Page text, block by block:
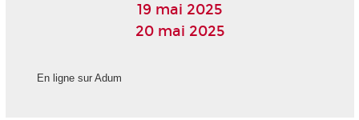
19 mai 2025
20 mai 2025
En ligne sur Adum